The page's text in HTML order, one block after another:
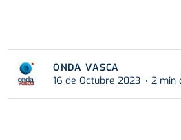
ONDA VASCA
16 de Octubre 2023
2 min